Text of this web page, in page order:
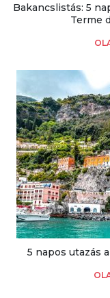
Bakancslistás: 5
Terme
5 napos utazás